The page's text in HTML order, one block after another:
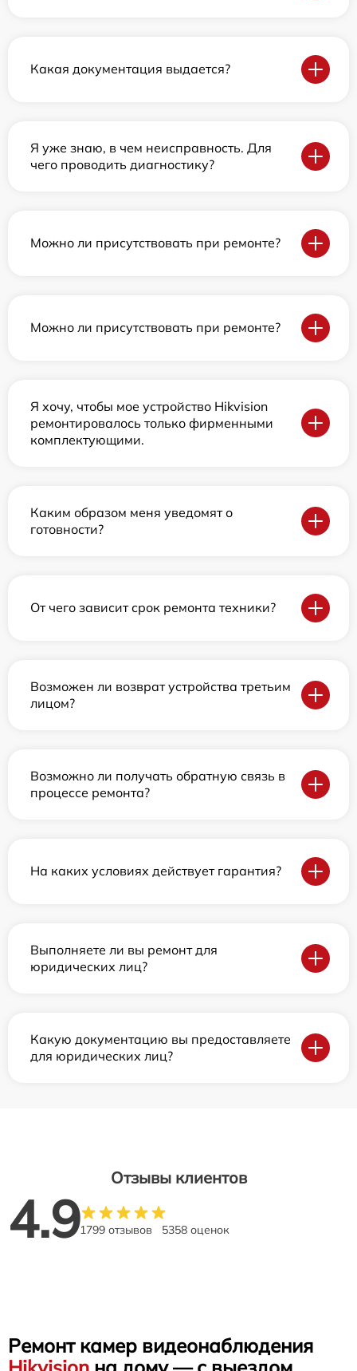
Какая документация выдается?
Я уже знаю, в чем неисправность. Для
чего проводить диагностику?
Можно ли присутствовать при ремонте?
Можно ли присутствовать при ремонте?
Я хочу, чтобы мое устройство Hikvision
ремонтировалось только фирменными
комплектующими.
Каким образом меня уведомят о
готовности?
От чего зависит срок ремонта техники?
Возможен ли возврат устройства третьим
лицом?
Возможно ли получать обратную связь в
процессе ремонта?
На каких условиях действует гарантия?
Выполняете ли вы ремонт для
юридических лиц?
Какую документацию вы предоставляете
для юридических лиц?
Отзывы клиентов
4.91799 отзывов 5358 оценок
Ремонт камер видеонаблюдения